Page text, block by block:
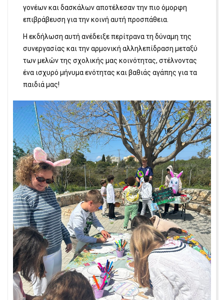
γονέων και δασκάλων αποτέλεσαν την πιο όμορφη
επιβράβευση για την κοινή αυτή προσπάθεια.
Η εκδήλωση αυτή ανέδειξε περίτρανα τη δύναμη της
συνεργασίας και την αρμονική αλληλεπίδραση μεταξύ
των μελών της σχολικής μας κοινότητας, στέλνοντας
ένα ισχυρό μήνυμα ενότητας και βαθιάς αγάπης για τα
παιδιά μας!